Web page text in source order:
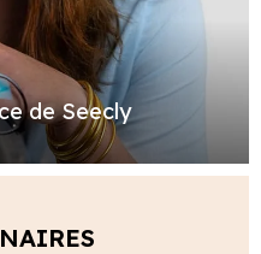
de Seecly